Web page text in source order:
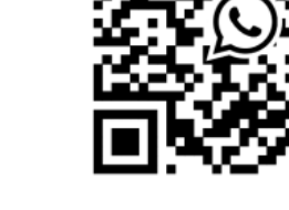
ore 11:30 - Lucca, Scuola
- Viale Castruccio
murales in
curato dal Liceo
ore 18 - Fiano
- Messa in
celebrata da mons.
di Lucca
ore 20.30 -
al Cippo di don
Memoria in alcuni